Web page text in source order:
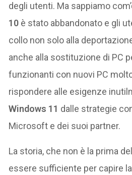
degli utenti. Ma sappiamo
10 è stato abbandonato e gli
collo non solo alla
anche alla sostituzione di PC
funzionanti con nuovi PC
rispondere alle esigenze
Windows 11 dalle strategie
Microsoft e dei suoi partner.
La storia, che non è la prima
essere sufficiente per capire